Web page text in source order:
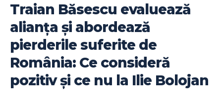
Traian Băsescu evaluează
alianța și abordează
pierderile suferite de
România: Ce consideră
pozitiv și ce nu la Ilie Bolojan